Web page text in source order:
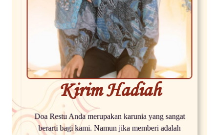
Kirim Hadiah
Doa Restu Anda merupakan karunia yang sangat
berarti bagi kami. Namun jika memberi adalah